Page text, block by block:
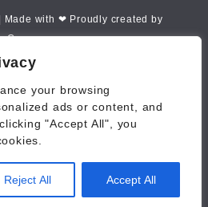
your browsing
ads or content, and
"Accept All", you
Reject All Accept All
with ❤ Proudly created by
Corne.gr